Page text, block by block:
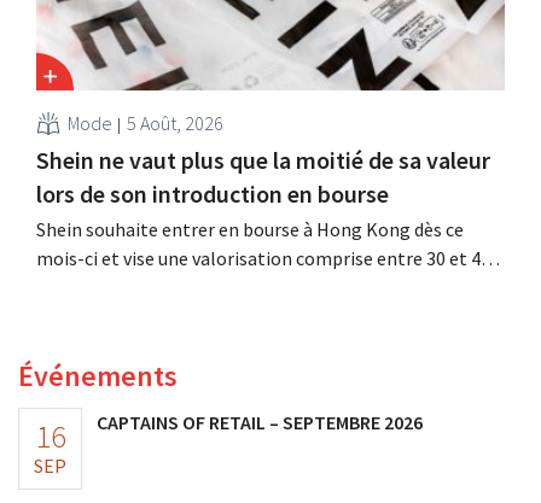
Mode 5 Août, 2026
Shein ne vaut plus que la moitié de sa valeur
lors de son introduction en bourse
Shein souhaite entrer en bourse à Hong Kong dès ce
mois-ci et vise une valorisation comprise entre 30 et 40
sa rentabilité.
Événements
16
SEP
CAPTAINS OF RETAIL – SEPTEMBRE 2026